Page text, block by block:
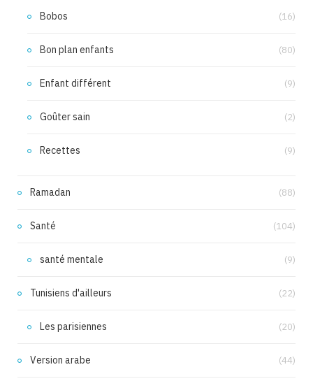
Bobos (16)
Bon plan enfants (80)
Enfant différent (9)
Goûter sain (2)
Recettes (9)
Ramadan (88)
Santé (104)
santé mentale (9)
Tunisiens d'ailleurs (22)
Les parisiennes (20)
Version arabe (44)